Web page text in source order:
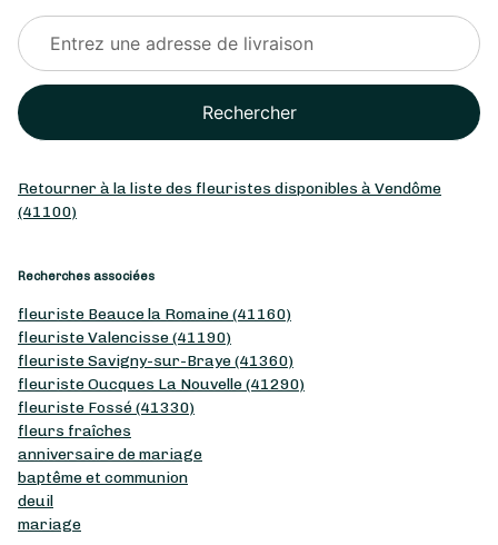
Rechercher
Retourner à la liste des fleuristes disponibles à Vendôme
(41100)
Recherches associées
fleuriste Beauce la Romaine (41160)
fleuriste Valencisse (41190)
fleuriste Savigny-sur-Braye (41360)
fleuriste Oucques La Nouvelle (41290)
fleuriste Fossé (41330)
fleurs fraîches
anniversaire de mariage
baptême et communion
deuil
mariage